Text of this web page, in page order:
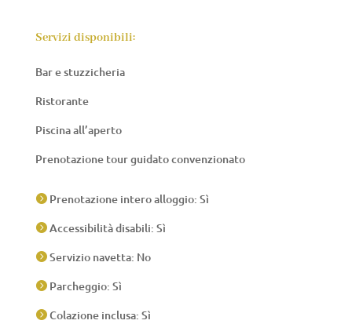
Servizi disponibili:
Bar e stuzzicheria
Ristorante
Piscina all’aperto
Prenotazione tour guidato convenzionato
Prenotazione intero alloggio: Sì
Accessibilità disabili: Sì
Servizio navetta: No
Parcheggio: Sì
Colazione inclusa: Sì